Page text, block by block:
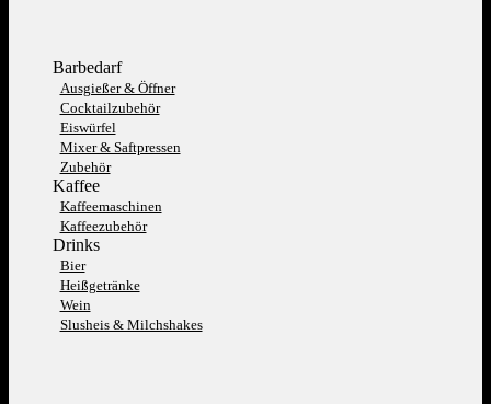
Barbedarf
Ausgießer & Öffner
Cocktailzubehör
Eiswürfel
Mixer & Saftpressen
Zubehör
Kaffee
Kaffeemaschinen
Kaffeezubehör
Drinks
Bier
Heißgetränke
Wein
Slusheis & Milchshakes